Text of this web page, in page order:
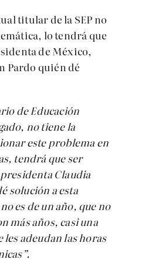
titular de la SEP no
lo tendrá que
de México,
Pardo quién dé
de Educación
no tiene la
este problema en
tendrá que ser
Claudia
solución a esta
es de un año, que no
más años, casi una
les adeudan las horas